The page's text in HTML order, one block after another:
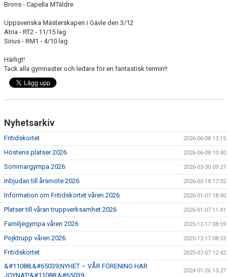
Brons - Capella MTäldre
Uppsvenska Mästerskapen i Gävle den 3/12
Atria - RT2 - 11/15 lag
Sirius - RM1 - 4/10 lag
Härligt!
Tack alla gymnaster och ledare för en fantastisk termin!!
Nyhetsarkiv
Fritidskortet 2026-06-08 13:15
Höstens platser 2026 2026-06-08 10:40
Sommargympa 2026 2026-03-30 09:27
Inbjudan till årsmöte 2026 2026-02-18 17:02
Information om Fritidskortet våren 2026 2026-01-07 18:40
Platser till våran truppverksamhet 2026 2026-01-07 11:41
Familjegympa våren 2026 2025-12-17 08:59
Pojktrupp våren 2026 2025-12-17 08:55
Fritidskortet 2025-07-07 12:42
&#11088;&#65039;NYHET – VÅR FÖRENING HAR
JOYNAT!&#11088;&#65039;
2024-01-26 13:27